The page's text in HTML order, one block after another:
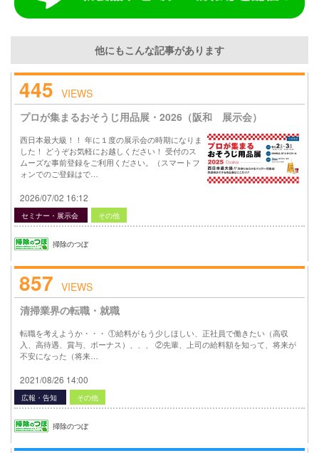
他にもこんな記事があります
445 VIEWS
プロが集まるおそうじ用品展・2026（阪和 展示会）
西日本最大級！！ 年に１度の展示会の時期になりま
した！ どうぞお気軽にお越しください！ 受付のス
ムーズな事前登録をご利用ください。（スマートフ
ォンでのご登録はで…
2026/07/02 16:12
セミナー・展示会 その他
掃除のつぼ
857 VIEWS
清掃業界の転職・就職
転職を考えようか・・・ ①給料がもう少しほしい、正社員で働きたい（高収
入、高待遇、賞与、ボーナス）、、、 ②先輩、上司の給料額を知って、将来が
不安になった（将来…
2021/08/26 14:00
広報・告知 その他
掃除のつぼ